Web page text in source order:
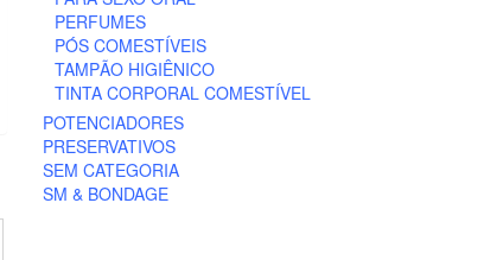
PERFUMES
PÓS COMESTÍVEIS
TAMPÃO HIGIÊNICO
TINTA CORPORAL COMESTÍVEL
POTENCIADORES
PRESERVATIVOS
SEM CATEGORIA
SM & BONDAGE